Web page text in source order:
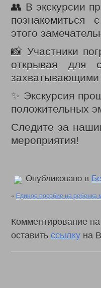
ВЫДАЧА УДОСТОВЕРЕНИЙ
ВЫПЛАТЫ СЕМЬЯМ
КООРДИНАЦИОННЫЙ
ОТДЕЛ СОЦИАЛЬНО-
АДРЕСНАЯ СОЦИАЛЬНАЯ
СУБСИДИИ НА ОПЛАТУ
ПРОЕЗД ОТДЕЛЬНЫМИ
ЗАКОНОДАТЕЛЬНЫЕ АКТЫ
РЕГИОНАЛЬНЫЕ
МЕРЫ СОЦИАЛЬНОЙ
ДОСТУПНАЯ СРЕДА
В ЦЕНТРЕ
👥 В экскурсии
познакомиться
этого
📸 Участники
открывая для
захватывающими
✨ Экскурсия
положительных
Следите за
мероприятия!
Опубликовано в
« Единое пособие на ребенка
Комментирование
оставитьссылку на